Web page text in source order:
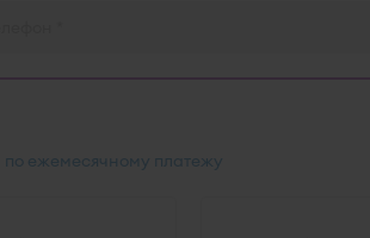
по ежемесячному платежу